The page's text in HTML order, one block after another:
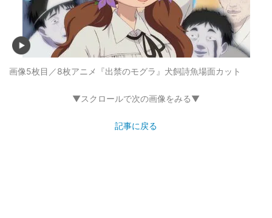
画像5枚目／8枚アニメ『出禁のモグラ』犬飼詩魚場面カット
▼スクロールで次の画像をみる▼
記事に戻る